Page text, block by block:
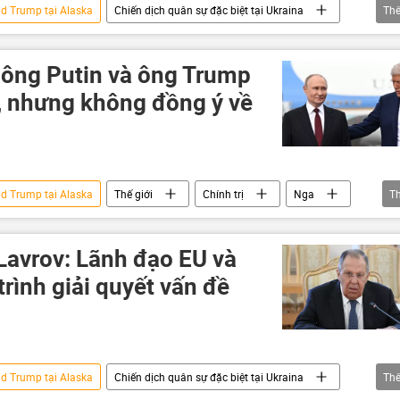
Trump tại Alaska
Chiến dịch quân sự đặc biệt tại Ukraina
Sergey Lavrov
Ukraina
Chính trị Thế giới
Vladimir Putin
Donald TrumpPutin và ông Trump
không đồng ý về
Trump tại Alaska Thế giới Chính trị
Nga
Vladimir Putin
Bộ Ngoại giao Nga
Lãnh đạo EU và
giải quyết vấn đề
Trump tại Alaska
Chiến dịch quân sự đặc biệt tại Ukraina